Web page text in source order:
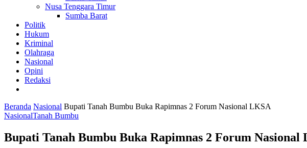
Nusa Tenggara Timur
Sumba Barat
Politik
Hukum
Kriminal
Olahraga
Nasional
Opini
Redaksi
Beranda Nasional Bupati Tanah Bumbu Buka Rapimnas 2 Forum Nasional LKSA
NasionalTanah Bumbu
Bupati Tanah Bumbu Buka Rapimnas 2 Forum Nasional